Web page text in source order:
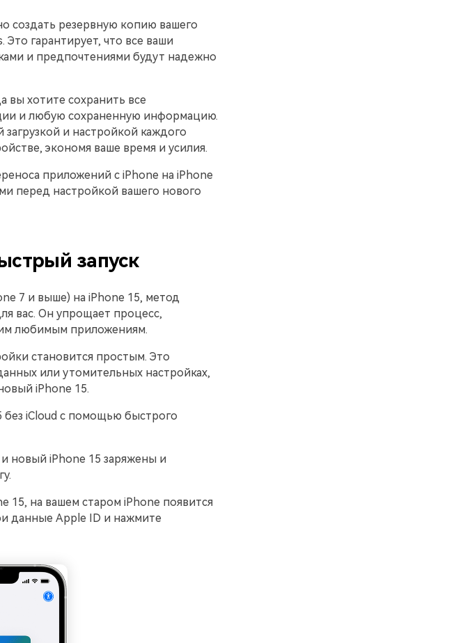
создать резервную копию вашего
гарантирует, что все ваши
и предпочтениями будут надежно
вы хотите сохранить все
и любую сохраненную информацию.
и настройкой каждого
экономя ваше время и усилия.
приложений с iPhone на iPhone
перед настройкой вашего нового
запуск
7 и выше) на iPhone 15, метод
вас. Он упрощает процесс,
любимым приложениям.
становится простым. Это
или утомительных настройках,
iPhone 15.
без iCloud с помощью быстрого
новый iPhone 15 заряжены и
15, на вашем старом iPhone появится
данные Apple ID и нажмите